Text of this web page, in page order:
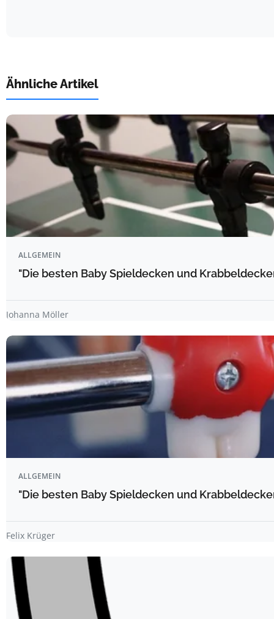
Ähnliche Artikel
ALLGEMEIN
"Die besten Baby Spieldecken und
Johanna Möller
ALLGEMEIN
"Die besten Baby Spieldecken und
Felix Krüger